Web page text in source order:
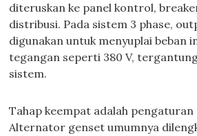
diteruskan ke panel kontrol,
distribusi. Pada sistem 3 phase,
digunakan untuk menyuplai beban
tegangan seperti 380 V,
sistem.
Tahap keempat adalah pengaturan
Alternator genset umumnya